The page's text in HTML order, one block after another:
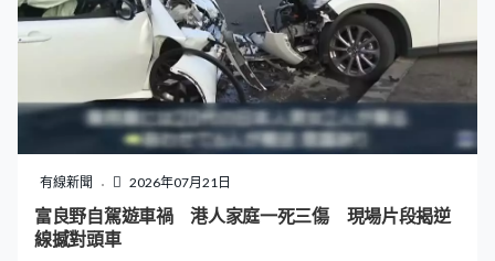
者導彈系統的機械工。他被鎖上手扣，帶入聯邦大樓盤
問，期間大叫反移民執法口號。 大樓內設有移民及海關執
法局等聯邦機構的辦事處，官員指阿拉巴薩是反美及反政
府極端分子，供認蓄意想傷人，不論是聯邦僱員抑或途
人。他用一部手推車載着作案工具，手推車上印有驅趕移
民執法人員的標語，車上有數個煙花彈、氣槍、斧頭，一
把開山刀和另外三把刀，紐約警方檢走調查。
有線新聞 2026年07月21日
富良野自駕遊車禍 港人家庭一死三傷 現場片段揭逆
線撼對頭車